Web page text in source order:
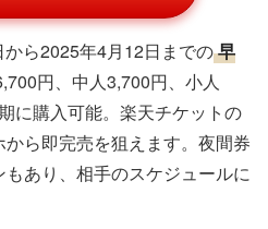
ら2025年4月12日までの早
円、中人3,700円、小人
に購入可能。楽天チケットの
ら即完売を狙えます。夜間券
あり、相手のスケジュールに